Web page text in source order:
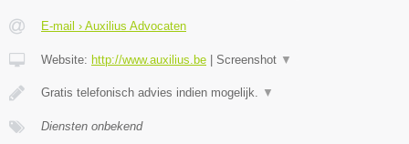
E-mail › Auxilius Advocaten
Website: http://www.auxilius.be | Screenshot ▼
Gratis telefonisch advies indien mogelijk. ▼
Diensten onbekend